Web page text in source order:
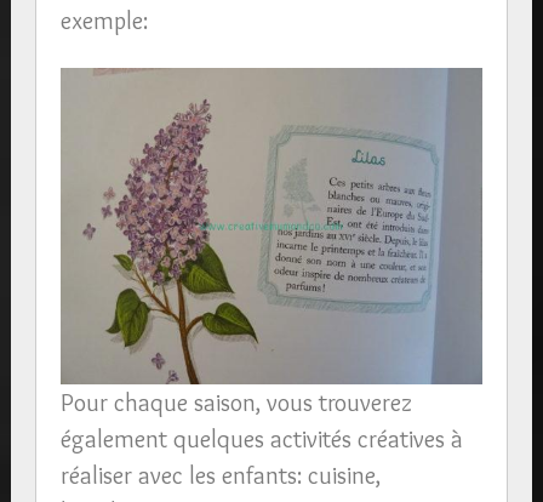
exemple:
Pour chaque saison, vous trouverez
également quelques activités créatives à
réaliser avec les enfants: cuisine,